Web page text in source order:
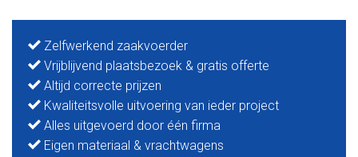
Zelfwerkend zaakvoerder
Vrijblijvend plaatsbezoek & gratis offerte
Altijd correcte prijzen
Kwaliteitsvolle uitvoering van ieder project
Alles uitgevoerd door één firma
Eigen materiaal & vrachtwagens